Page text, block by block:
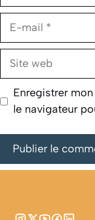
E-
Site
Enregistrer
le navigateur